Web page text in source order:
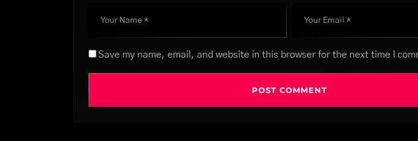
Save my name, email, and website in this browser for the next time I